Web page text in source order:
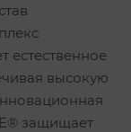
естественное
высокую
защищает